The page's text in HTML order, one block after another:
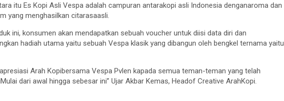
itu Es Kopi Asli Vespa adalah campuran antarakopi asli Indonesia denganaroma dan
yang menghasilkan citarasaasli.
ini, konsumen akan mendapatkan sebuah voucher untuk diisi data diri dan
hadiah utama yaitu sebuah Vespa klasik yang dibangun oleh bengkel ternama yaitu
Arah Kopibersama Vespa Pvlen kapada semua teman-teman yang telah
dari awal hingga sebesar ini” Ujar Akbar Kemas, Headof Creative ArahKopi.